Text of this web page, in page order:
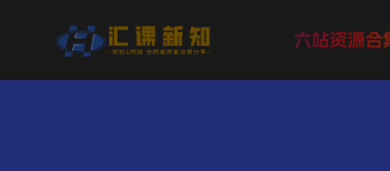
六站资源合